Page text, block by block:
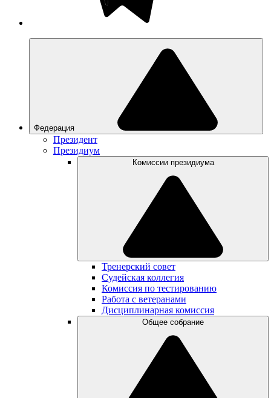
Федерация
Президент
Президиум
Комиссии президиума
Тренерский совет
Судейская коллегия
Комиссия по тестированию
Работа с ветеранами
Дисциплинарная комиссия
Общее собрание